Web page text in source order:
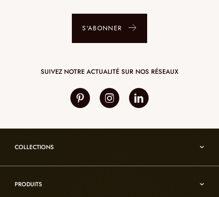
S'ABONNER
SUIVEZ NOTRE ACTUALITÉ SUR NOS RÉSEAUX
COLLECTIONS
Reflexion
PRODUITS